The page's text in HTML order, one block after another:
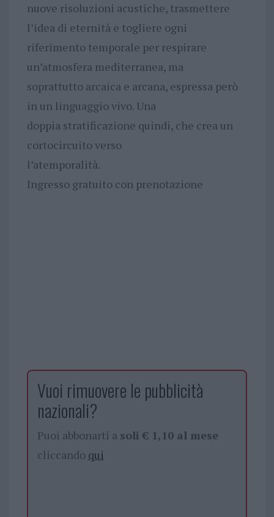
nuove risoluzioni acustiche, trasmettere
l’idea di eternità e togliere ogni
riferimento temporale per respirare
un’atmosfera mediterranea, ma
soprattutto arcaica e arcana, espressa però
in un linguaggio vivo. Una
doppia stratificazione quindi, che crea un
cortocircuito verso
l’atemporalità.
Ingresso gratuito con prenotazione
Vuoi rimuovere le pubblicità
nazionali?
Puoi abbonarti a soli € 1,10 al mese
cliccando qui